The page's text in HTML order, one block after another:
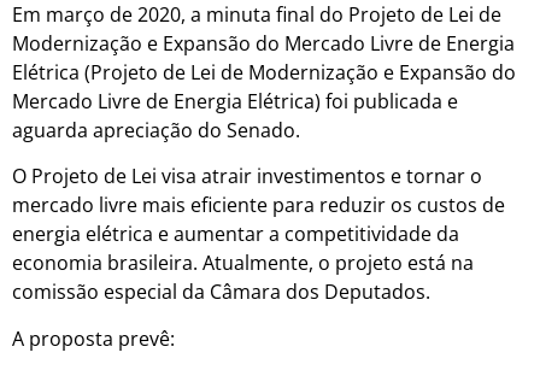
Em março de 2020, a minuta final do Projeto de Lei de
Modernização e Expansão do Mercado Livre de Energia
Elétrica (Projeto de Lei de Modernização e Expansão do
Mercado Livre de Energia Elétrica) foi publicada e
aguarda apreciação do Senado.
O Projeto de Lei visa atrair investimentos e tornar o
mercado livre mais eficiente para reduzir os custos de
energia elétrica e aumentar a competitividade da
economia brasileira. Atualmente, o projeto está na
comissão especial da Câmara dos Deputados.
A proposta prevê: